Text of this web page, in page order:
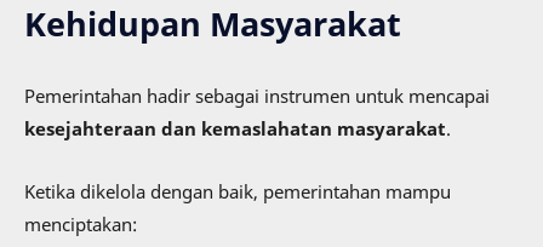
Kehidupan Masyarakat
Pemerintahan hadir sebagai instrumen untuk mencapai
kesejahteraan dan kemaslahatan masyarakat.
Ketika dikelola dengan baik, pemerintahan mampu
menciptakan: